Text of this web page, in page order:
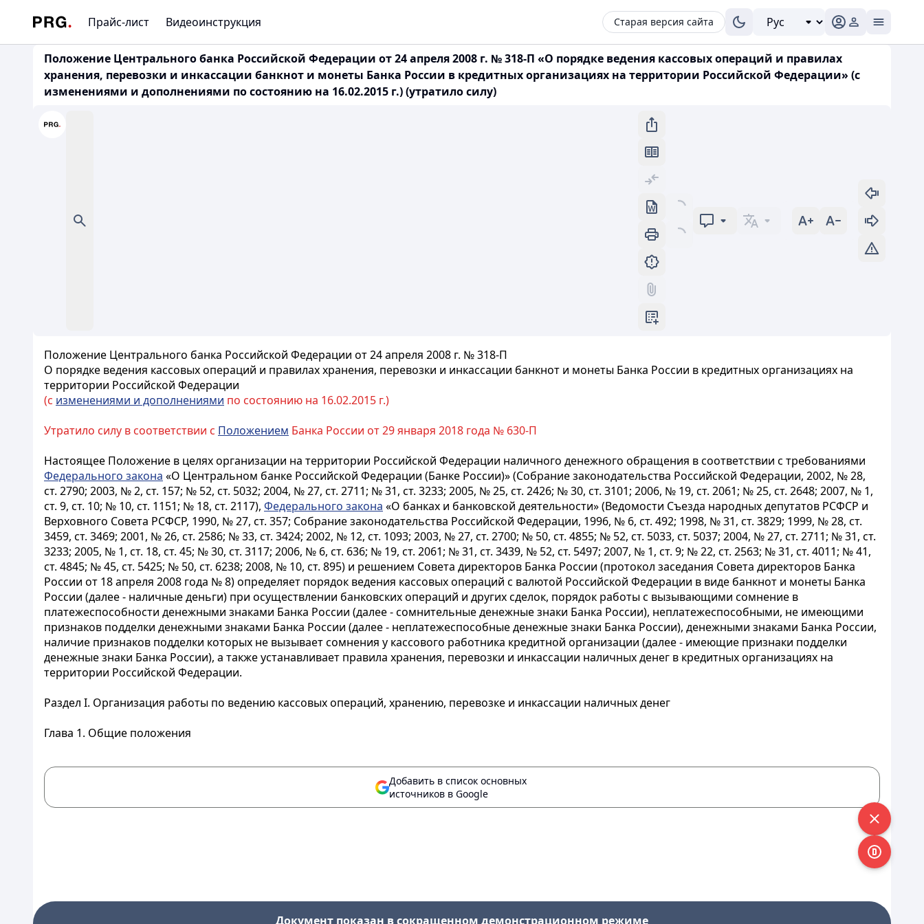
Прайс-лист Видеоинструкция Старая версия сайта
Положение Центрального банка Российской Федерации от 24 апреля 2008 г. № 318-П «О порядке ведения кассовых операций и правилах
хранения, перевозки и инкассации банкнот и монеты Банка России в кредитных организациях на территории Российской Федерации» (с
изменениями и дополнениями по состоянию на 16.02.2015 г.) (утратило силу)
Положение Центрального банка Российской Федерации от 24 апреля 2008 г. № 318-П
О порядке ведения кассовых операций и правилах хранения, перевозки и инкассации банкнот и монеты Банка России в кредитных организациях на
территории Российской Федерации
(с изменениями и дополнениями по состоянию на 16.02.2015 г.)
Утратило силу в соответствии с Положением Банка России от 29 января 2018 года № 630-П
Настоящее Положение в целях организации на территории Российской Федерации наличного денежного обращения в соответствии с требованиями
Федерального закона «О Центральном банке Российской Федерации (Банке России)» (Собрание законодательства Российской Федерации, 2002, № 28,
ст. 2790; 2003, № 2, ст. 157; № 52, ст. 5032; 2004, № 27, ст. 2711; № 31, ст. 3233; 2005, № 25, ст. 2426; № 30, ст. 3101; 2006, № 19, ст. 2061; № 25, ст. 2648; 2007, № 1,
ст. 9, ст. 10; № 10, ст. 1151; № 18, ст. 2117), Федерального закона «О банках и банковской деятельности» (Ведомости Съезда народных депутатов РСФСР и
Верховного Совета РСФСР, 1990, № 27, ст. 357; Собрание законодательства Российской Федерации, 1996, № 6, ст. 492; 1998, № 31, ст. 3829; 1999, № 28, ст.
3459, ст. 3469; 2001, № 26, ст. 2586; № 33, ст. 3424; 2002, № 12, ст. 1093; 2003, № 27, ст. 2700; № 50, ст. 4855; № 52, ст. 5033, ст. 5037; 2004, № 27, ст. 2711; № 31, ст.
3233; 2005, № 1, ст. 18, ст. 45; № 30, ст. 3117; 2006, № 6, ст. 636; № 19, ст. 2061; № 31, ст. 3439, № 52, ст. 5497; 2007, № 1, ст. 9; № 22, ст. 2563; № 31, ст. 4011; № 41,
ст. 4845; № 45, ст. 5425; № 50, ст. 6238; 2008, № 10, ст. 895) и решением Совета директоров Банка России (протокол заседания Совета директоров Банка
России от 18 апреля 2008 года № 8) определяет порядок ведения кассовых операций с валютой Российской Федерации в виде банкнот и монеты Банка
России (далее - наличные деньги) при осуществлении банковских операций и других сделок, порядок работы с вызывающими сомнение в
платежеспособности денежными знаками Банка России (далее - сомнительные денежные знаки Банка России), неплатежеспособными, не имеющими
признаков подделки денежными знаками Банка России (далее - неплатежеспособные денежные знаки Банка России), денежными знаками Банка России,
наличие признаков подделки которых не вызывает сомнения у кассового работника кредитной организации (далее - имеющие признаки подделки
денежные знаки Банка России), а также устанавливает правила хранения, перевозки и инкассации наличных денег в кредитных организациях на
территории Российской Федерации.
Раздел I. Организация работы по ведению кассовых операций, хранению, перевозке и инкассации наличных денег
Глава 1. Общие положения
Добавить в список основных
источников в Google
Документ показан в сокращенном демонстрационном режиме